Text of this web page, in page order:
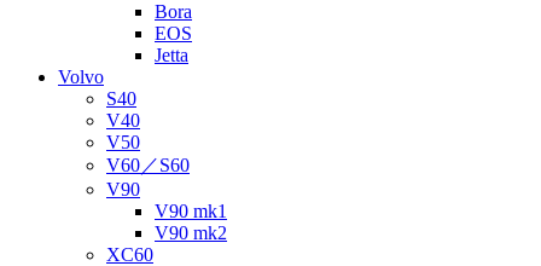
Bora
EOS
Jetta
Volvo
S40
V40
V50
V60／S60
V90
V90 mk1
V90 mk2
XC60